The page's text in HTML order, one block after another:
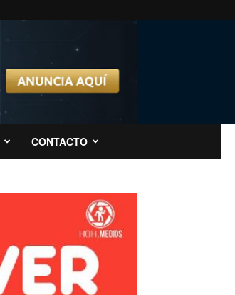
CONTACTO